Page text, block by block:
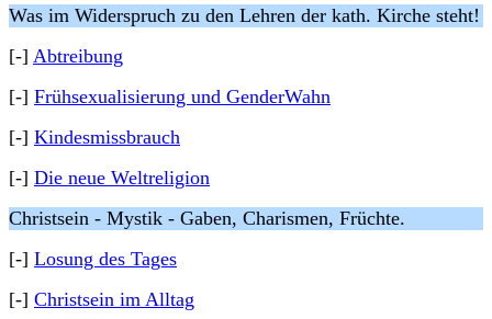
Was im Widerspruch zu den Lehren der kath. Kirche steht!
[-] Abtreibung
[-] Frühsexualisierung und GenderWahn
[-] Kindesmissbrauch
[-] Die neue Weltreligion
Christsein - Mystik - Gaben, Charismen, Früchte.
[-] Losung des Tages
[-] Christsein im Alltag